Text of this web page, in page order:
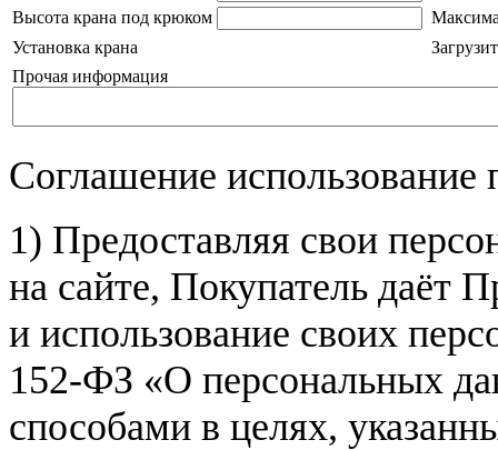
Высота крана под крюком
Установка крана
Прочая информация
Соглашение
1) Предоставляя свои
на сайте, Покупатель даёт
и использование своих
152-ФЗ «О персональных
способами в целях,